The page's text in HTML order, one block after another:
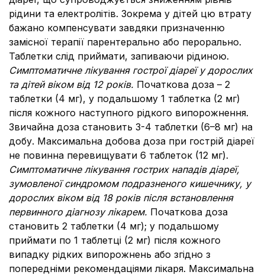
рідини та електролітів. Зокрема у дітей цю втрату
бажано компенсувати завдяки призначенню
замісної терапії парентерально або перорально.
Таблетки слід приймати, запиваючи рідиною.
Симптоматичне лікування гострої діареї у дорослих
та дітей віком від 12 років. Початкова доза – 2
таблетки (4 мг), у подальшому 1 таблетка (2 мг)
після кожного наступного рідкого випорожнення.
Звичайна доза становить 3-4 таблетки (6–8 мг) на
добу. Максимальна добова доза при гострій діареї
не повинна перевищувати 6 таблеток (12 мг).
Симптоматичне лікування гострих нападів діареї,
зумовленої синдромом подразненого кишечнику, у
дорослих віком від 18 років після встановлення
первинного діагнозу лікарем. Початкова доза
становить 2 таблетки (4 мг); у подальшому
приймати по 1 таблетці (2 мг) після кожного
випадку рідких випорожнень або згідно з
попередніми рекомендаціями лікаря. Максимальна